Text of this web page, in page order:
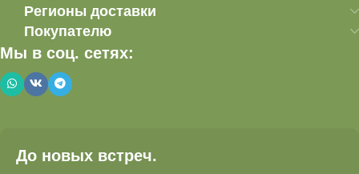
Регионы доставки
Покупателю
Мы в соц. сетях:
До новых встреч.